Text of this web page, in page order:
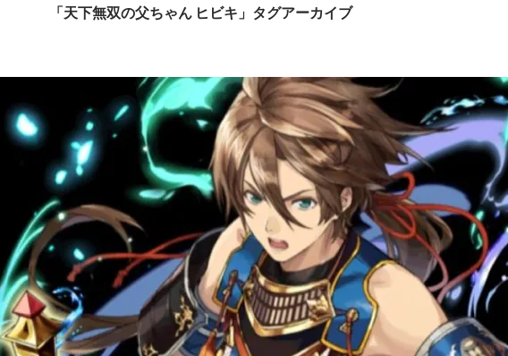
「天下無双の父ちゃん ヒビキ」タグアーカイブ